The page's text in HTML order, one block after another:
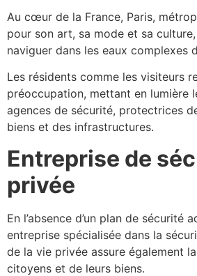
Au cœur de la France, Paris,
pour son art, sa mode et sa
naviguer dans les eaux complexes
Les résidents comme les visiteurs
préoccupation, mettant en lumière
agences de sécurité, protectrices
biens et des infrastructures.
Entreprise de
privée
En l’absence d’un plan de sécurité
entreprise spécialisée dans la
de la vie privée assure également
citoyens et de leurs biens.